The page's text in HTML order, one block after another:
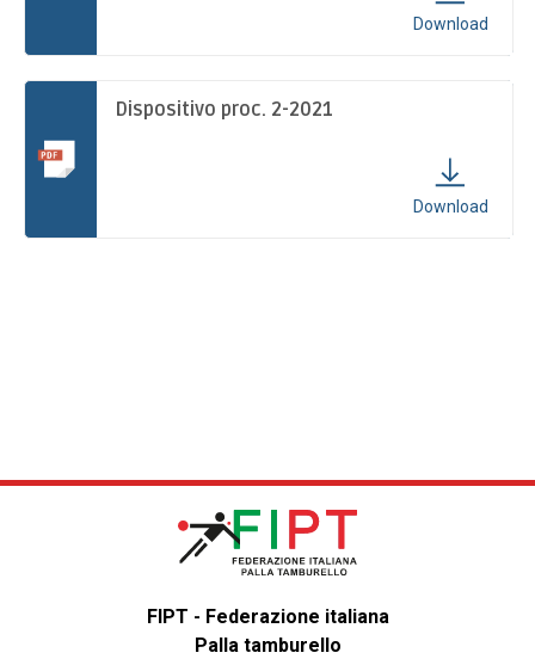
Download
Dispositivo proc. 2-2021
Download
FIPT - Federazione italiana
Palla tamburello